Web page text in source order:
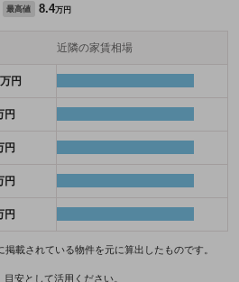
最高値 8.4万円
近隣の家賃相場
円
円
円
円
円
掲載されている物件を元に算出したものです。
安として活用ください。